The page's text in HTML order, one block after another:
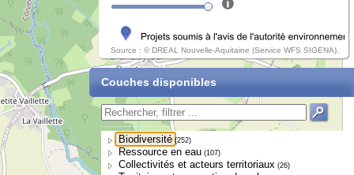
Source : © DREAL Nouvelle-Aquitaine (Service WFS SIGENA).
Couches disponibles
Biodiversité (252)
Ressource en eau (107)
Collectivités et acteurs territoriaux (26)